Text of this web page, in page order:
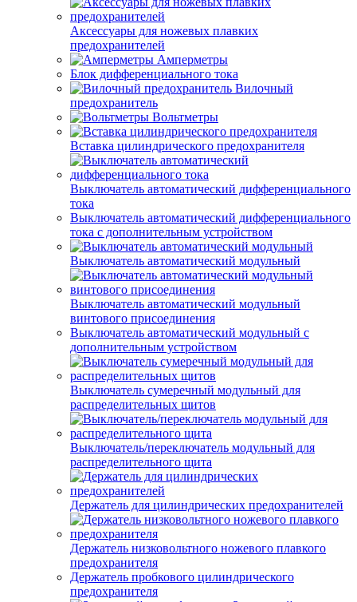
Аксессуары для ножевых плавких
предохранителей
Амперметры
Блок дифференциального тока
Вилочный
предохранитель
Вольтметры
Вставка цилиндрического предохранителя
Выключатель автоматический дифференциального
тока
Выключатель автоматический дифференциального
тока с дополнительным устройством
Выключатель автоматический модульный
Выключатель автоматический модульный
винтового присоединения
Выключатель автоматический модульный с
дополнительным устройством
Выключатель сумеречный модульный для
распределительных щитов
Выключатель/переключатель модульный для
распределительного щита
Держатель для цилиндрических предохранителей
Держатель низковольтного ножевого плавкого
предохранителя
Держатель пробкового цилиндрического
предохранителя